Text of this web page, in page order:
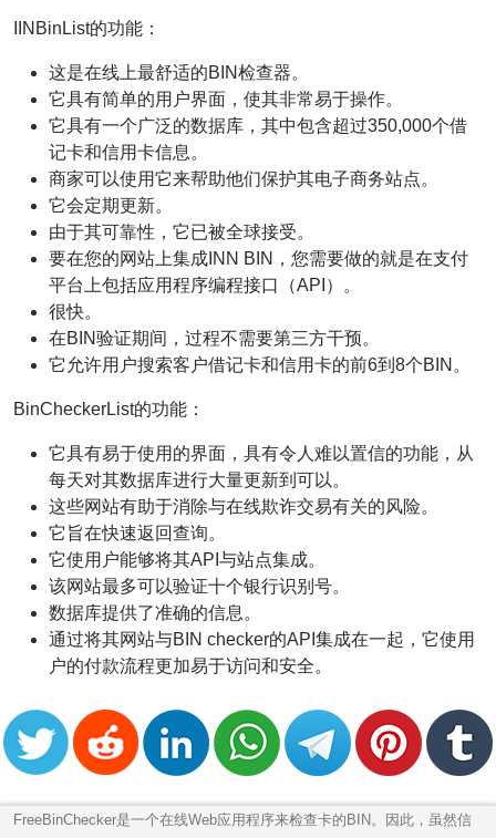
IINBinList的功能：
这是在线上最舒适的BIN检查器。
它具有简单的用户界面，使其非常易于操作。
它具有一个广泛的数据库，其中包含超过350,000个借
记卡和信用卡信息。
商家可以使用它来帮助他们保护其电子商务站点。
它会定期更新。
由于其可靠性，它已被全球接受。
要在您的网站上集成INN BIN，您需要做的就是在支付
平台上包括应用程序编程接口（API）。
很快。
在BIN验证期间，过程不需要第三方干预。
它允许用户搜索客户借记卡和信用卡的前6到8个BIN。
BinCheckerList的功能：
它具有易于使用的界面，具有令人难以置信的功能，从
每天对其数据库进行大量更新到可以。
这些网站有助于消除与在线欺诈交易有关的风险。
它旨在快速返回查询。
它使用户能够将其API与站点集成。
该网站最多可以验证十个银行识别号。
数据库提供了准确的信息。
通过将其网站与BIN checker的API集成在一起，它使用
户的付款流程更加易于访问和安全。
FreeBinChecker是一个在线Web应用程序来检查卡的BIN。因此，虽然信